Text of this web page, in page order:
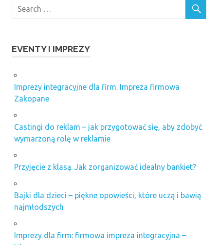
Warszawa
Zakopane
firmowe
poznań
imprezy
wielkopolskie
imprezy
okolicznościowe
poznań
imprezy
imprezy
dla firm
Zakopane
EVENTY I IMPREZY
Imprezy integracyjne dla firm. Impreza firmowa
Zakopane
Castingi do reklam – jak przygotować się, aby zdobyć
wymarzoną rolę w reklamie
Przyjęcie z klasą. Jak zorganizować idealny bankiet?
Bajki dla dzieci – piękne opowieści, które uczą i bawią
najmłodszych
Imprezy dla firm: firmowa impreza integracyjna –